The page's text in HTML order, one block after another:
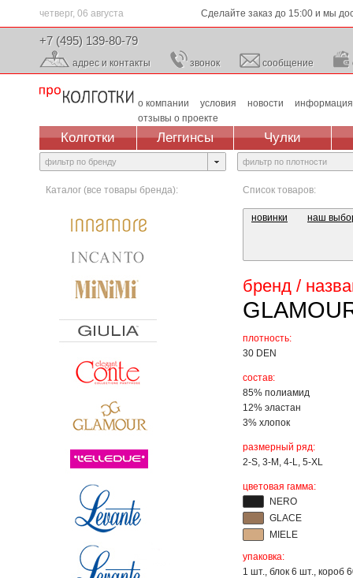
четверг, 06 августа Сделайте заказ до 15:00 и мы
+7 (495) 139-80-79
адрес и контакты звонок сообщение
о компании условия новости
информация
отзывы о проекте
Колготки Леггинсы Чулки
фильтр по бренду фильтр по плотности
Каталог (все товары бренда): Список товаров:
новинки наш
бренд /
плотность:
30 DEN
состав:
85% полиамид
12% эластан
3% хлопок
размерный ряд:
2-S, 3-M, 4-L, 5-XL
цветовая гамма:
NERO
GLACE
MIELE
упаковка:
1 шт., блок 6 шт., короб